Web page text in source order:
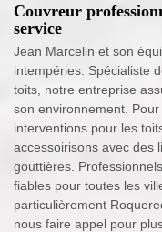
Couvreur
service
Jean Marcelin et son
intempéries. Spécialiste
toits, notre entreprise
son environnement.
interventions pour les
accessoirisons avec des
gouttières.
fiables pour toutes les
particulièrement
nous faire appel pour